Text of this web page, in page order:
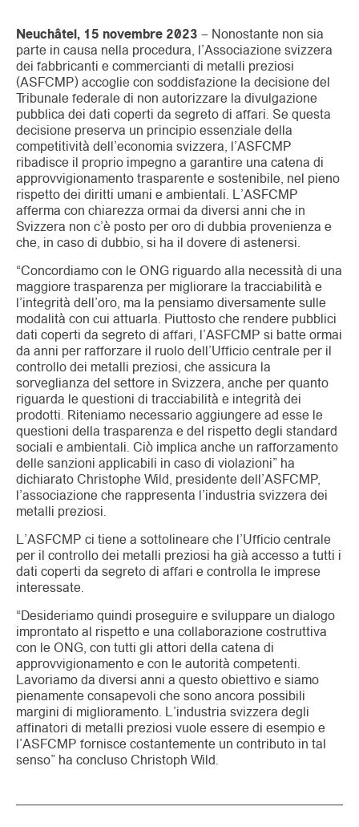
Neuchâtel, 15 novembre 2023 – Nonostante non sia
parte in causa nella procedura, l’Associazione svizzera
dei fabbricanti e commercianti di metalli preziosi
(ASFCMP) accoglie con soddisfazione la decisione del
Tribunale federale di non autorizzare la divulgazione
pubblica dei dati coperti da segreto di affari. Se questa
decisione preserva un principio essenziale della
competitività dell’economia svizzera, l’ASFCMP
ribadisce il proprio impegno a garantire una catena di
approvvigionamento trasparente e sostenibile, nel pieno
rispetto dei diritti umani e ambientali. L’ASFCMP
afferma con chiarezza ormai da diversi anni che in
Svizzera non c’è posto per oro di dubbia provenienza e
che, in caso di dubbio, si ha il dovere di astenersi.
“Concordiamo con le ONG riguardo alla necessità di una
maggiore trasparenza per migliorare la tracciabilità e
l’integrità dell’oro, ma la pensiamo diversamente sulle
modalità con cui attuarla. Piuttosto che rendere pubblici
dati coperti da segreto di affari, l’ASFCMP si batte ormai
da anni per rafforzare il ruolo dell’Ufficio centrale per il
controllo dei metalli preziosi, che assicura la
sorveglianza del settore in Svizzera, anche per quanto
riguarda le questioni di tracciabilità e integrità dei
prodotti. Riteniamo necessario aggiungere ad esse le
questioni della trasparenza e del rispetto degli standard
sociali e ambientali. Ciò implica anche un rafforzamento
delle sanzioni applicabili in caso di violazioni” ha
dichiarato Christophe Wild, presidente dell’ASFCMP,
l’associazione che rappresenta l’industria svizzera dei
metalli preziosi.
L’ASFCMP ci tiene a sottolineare che l’Ufficio centrale
per il controllo dei metalli preziosi ha già accesso a tutti i
dati coperti da segreto di affari e controlla le imprese
interessate.
“Desideriamo quindi proseguire e sviluppare un dialogo
improntato al rispetto e una collaborazione costruttiva
con le ONG, con tutti gli attori della catena di
approvvigionamento e con le autorità competenti.
Lavoriamo da diversi anni a questo obiettivo e siamo
pienamente consapevoli che sono ancora possibili
margini di miglioramento. L’industria svizzera degli
affinatori di metalli preziosi vuole essere di esempio e
l’ASFCMP fornisce costantemente un contributo in tal
senso” ha concluso Christoph Wild.